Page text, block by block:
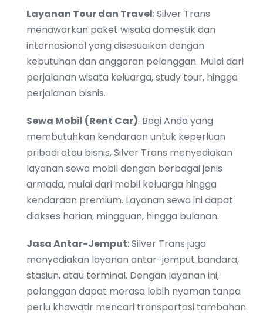
Layanan Tour dan Travel: Silver Trans
menawarkan paket wisata domestik dan
internasional yang disesuaikan dengan
kebutuhan dan anggaran pelanggan. Mulai dari
perjalanan wisata keluarga, study tour, hingga
perjalanan bisnis.
Sewa Mobil (Rent Car): Bagi Anda yang
membutuhkan kendaraan untuk keperluan
pribadi atau bisnis, Silver Trans menyediakan
layanan sewa mobil dengan berbagai jenis
armada, mulai dari mobil keluarga hingga
kendaraan premium. Layanan sewa ini dapat
diakses harian, mingguan, hingga bulanan.
Jasa Antar-Jemput: Silver Trans juga
menyediakan layanan antar-jemput bandara,
stasiun, atau terminal. Dengan layanan ini,
pelanggan dapat merasa lebih nyaman tanpa
perlu khawatir mencari transportasi tambahan.